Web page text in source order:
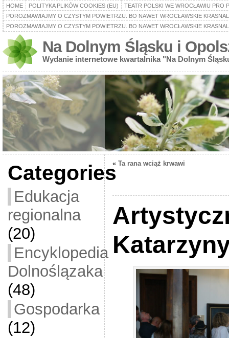
HOME POLITYKA PLIKÓW COOKIES (EU)
TEATR POLSKI WE WROCŁAWIU PRO
POROZMAWIAJMY O CZYSTYM POWIETRZU. BO NAWET WROCŁAWSKIE
POROZMAWIAJMY O CZYSTYM POWIETRZU. BO NAWET WROCŁAWSKIE
Na Dolnym Śląsku i
Wydanie internetowe kwartalnika "Na Dolnym
Categories
Edukacja
regionalna
(20)
Encyklopedia
Dolnoślązaka
(48)
Gospodarka
(12)
« Ta rana wciąż krwawi